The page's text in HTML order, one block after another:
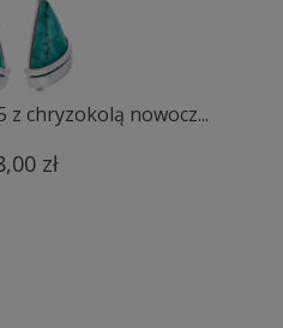
z chryzokolą nowocz...
zł